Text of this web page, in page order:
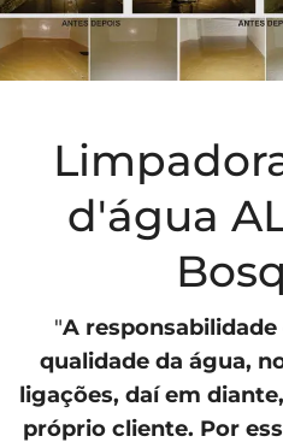
d'água
"A responsabilidade
qualidade da água,
ligações, daí em
próprio cliente. Por